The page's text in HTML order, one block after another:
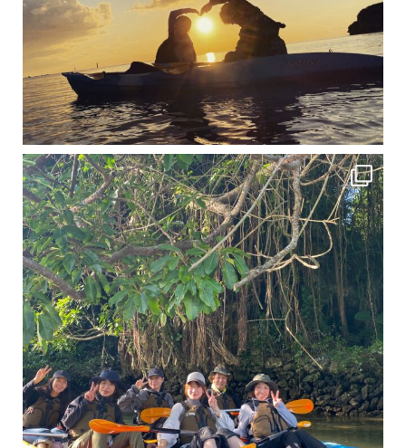
12月に入り、沖縄も流石に半袖では過ごせなくなってきました
ですが、日中はまだ20℃